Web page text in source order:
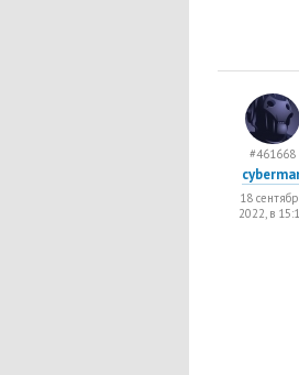
#461668
18
2022, в